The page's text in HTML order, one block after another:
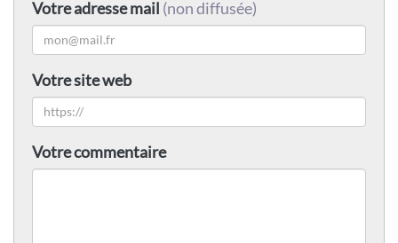
Votre adresse mail (non diffusée)
Votre site web
Votre commentaire